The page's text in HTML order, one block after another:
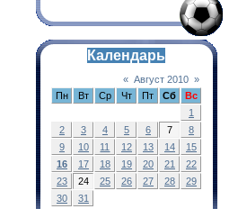
Календарь
« Август 2010 »
Пн
Вт Ср Чт Пт Сб
Вс
1
2
3 4 5 6 7
8
9
10 11 12 13 14
15
16
17 18 19 20 21
22
23
24 25 26 27 28
29
30
31